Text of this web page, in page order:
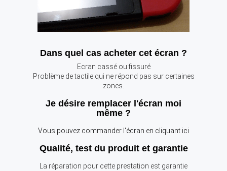
Dans quel cas acheter cet écran ?
Ecran cassé ou fissuré
Problème de tactile qui ne répond pas sur certaines
zones.
Je désire remplacer l'écran moi
même ?
Vous pouvez commander l'écran en cliquant ici
Qualité, test du produit et garantie
La réparation pour cette prestation est garantie